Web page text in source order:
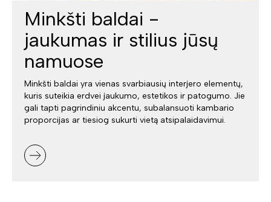
Minkšti baldai -
jaukumas ir stilius jūsų
namuose
Minkšti baldai yra vienas svarbiausių interjero elementų,
kuris suteikia erdvei jaukumo, estetikos ir patogumo. Jie
gali tapti pagrindiniu akcentu, subalansuoti kambario
proporcijas ar tiesiog sukurti vietą atsipalaidavimui.